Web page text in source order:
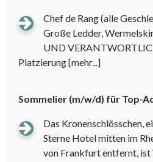
Chef de Rang (alle
Große Ledder,
UND
Platzierung[mehr...]
Sommelier (m/w/d) für Top-
Das Kronenschlösschen,
Sterne Hotel mitten im
von Frankfurt entfernt, ist